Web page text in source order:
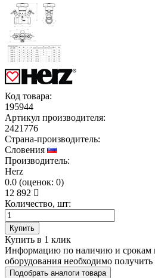
Код товара:
195944
Артикул производителя:
2421776
Страна-производитель:
Словения
Производитель:
Herz
0.0 (оценок: 0)
12 892
Количество, шт:
Купить
Купить в 1 клик
Информацию по наличию и срокам
оборудования необходимо
Подобрать аналоги товара